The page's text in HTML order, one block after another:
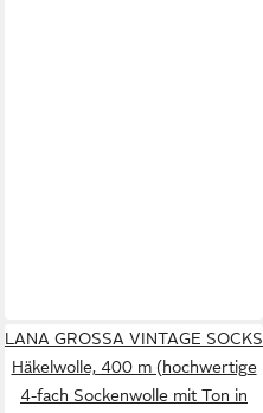
LANA GROSSA VINTAGE SOCKS
Häkelwolle, 400 m (hochwertige
4-fach Sockenwolle mit Ton in